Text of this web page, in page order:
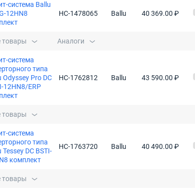
система Ballu
12HN8
НС-1478065 Ballu 40 369.00 ₽
товары Аналоги
система
типа
Odyssey Pro DC
12HN8/ERP
НС-1762812 Ballu 43 590.00 ₽
товары
система
типа
Tessey DC BSTI-
комплект
НС-1763720 Ballu 40 490.00 ₽
товары